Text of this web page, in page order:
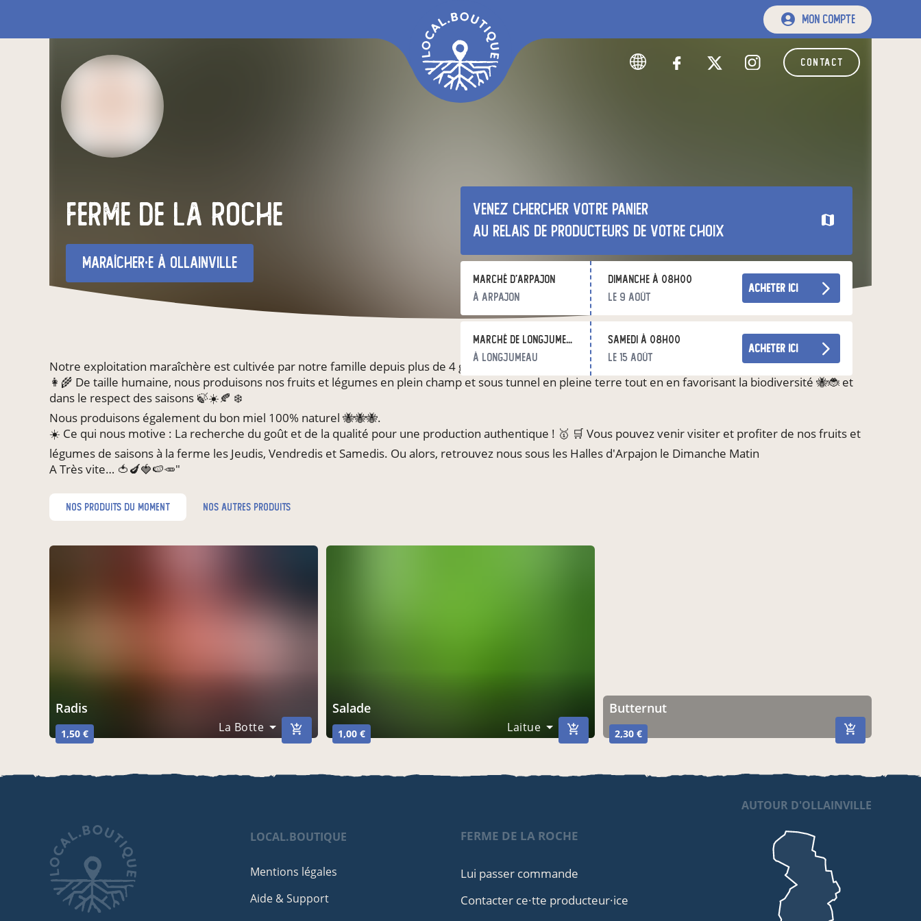
mon compte
contact
Ferme de La Roche
maraîcher·e à Ollainville
Venez chercher votre panier
au relais de producteurs de votre choix
Marché d'ARPAJON
à Arpajon
dimanche à 08h00
le 9 août
acheter ici
Marché de Longjumeau
à Longjumeau
samedi à 08h00
le 15 août
acheter ici
Notre exploitation maraîchère est cultivée par notre famille depuis plus de 4 générations 🤝
👩‍🌾 De taille humaine, nous produisons nos fruits et légumes en plein champ et sous tunnel en pleine terre tout en en favorisant la biodiversité 🐝🐞 et
dans le respect des saisons 🍃☀️🍂 ❄️
Nous produisons également du bon miel 100% naturel 🐝🐝🐝.
☀️ Ce qui nous motive : La recherche du goût et de la qualité pour une production authentique ! 🥇 🛒 Vous pouvez venir visiter et profiter de nos fruits et
légumes de saisons à la ferme les Jeudis, Vendredis et Samedis. Ou alors, retrouvez nous sous les Halles d'Arpajon le Dimanche Matin
A Très vite… 🍅🍆🍓🍉🥕"
nos produits du moment nos autres produits
radis
1,50 € La Botte
salade
1,00 € Laitue
Butternut
2,30 €
LOCAL.BOUTIQUE
Mentions légales
Aide & Support
FERME DE LA ROCHE
Lui passer commande
Contacter ce·tte producteur·ice
AUTOUR D'OLLAINVILLE